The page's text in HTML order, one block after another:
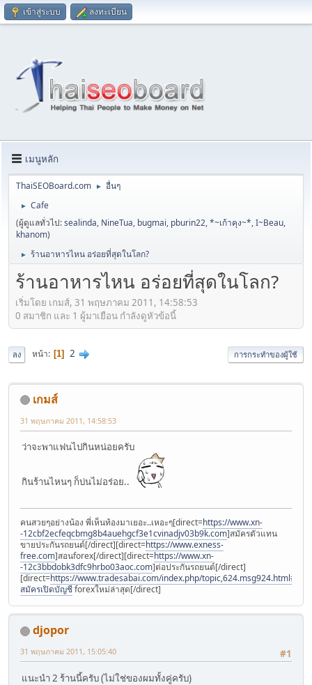
เข้าสู่ระบบ ลงทะเบียน
เมนูหลัก
ThaiSEOBoard.com ► อื่นๆ
►
Cafe
(ผู้ดูแลทั่วไป:sealinda, NineTua, bugmai, pburin22,*~เก้าคุง~*,I~Beau,
khanom)
► ร้านอาหารไหน อร่อยที่สุดในโลก?
ร้านอาหารไหน อร่อยที่สุดในโลก?
เริ่มโดย เกมส์, 31 พฤษภาคม 2011, 14:58:53
0 สมาชิก และ 1 ผู้มาเยือน กำลังดูหัวข้อนี้
ลง หน้า 1 2 การกระทำของผู้ใช้
เกมส์
31 พฤษภาคม 2011, 14:58:53
ว่าจะพาแฟนไปกินหน่อยครับ
กินร้านไหนๆ ก็บ่นไม่อร่อย..
คนสวยๆอย่างน้อง พี่เห็นท้องมาเยอะ..เหอะๆ[direct=https://www.xn-
-12cbf2ecfeqcbmg8b4auehgcf3e1cvinadjv03b9k.com]สมัครตัวแทน
ขายประกันรถยนต์[/direct][direct=https://www.exness-
free.com]สอนforex[/direct][direct=https://www.xn-
-12c3bbdobk3dfc9hrbo03aoc.com]ต่อประกันรถยนต์[/direct]
[direct=https://www.tradesabai.com/index.php/
สมัครเปิดบัญชีforexใหม่ล่าสุด[/direct]
djopor
#1
31 พฤษภาคม 2011, 15:05:40
แนะนำ 2 ร้านนี้ครับ (ไม่ใช่ของผมทั้งคู่ครับ)